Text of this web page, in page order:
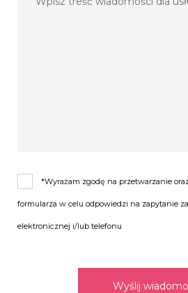
*Wyrażam zgodę na przetwarzanie
formularza w celu odpowiedzi na zapytanie
elektronicznej i/lub telefonu
Wyślij